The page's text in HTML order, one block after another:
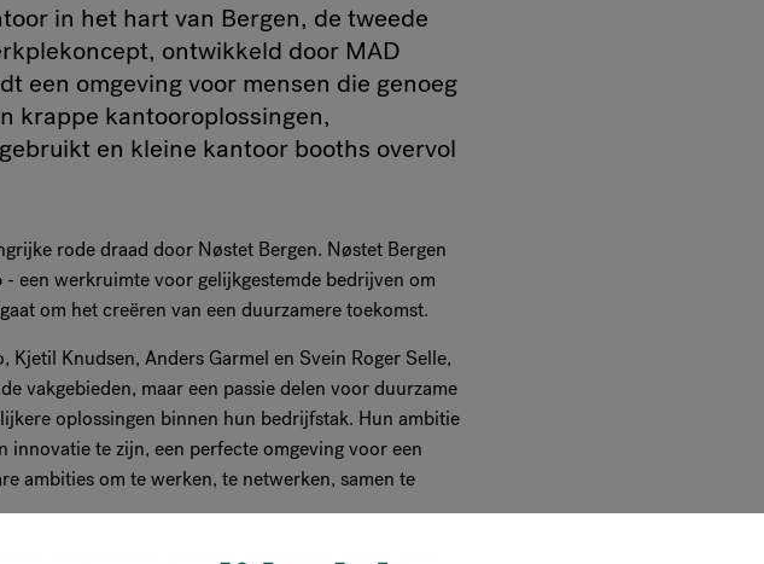
in het hart van Bergen, de tweede
ontwikkeld door MAD
een omgeving voor mensen die genoeg
krappe kantooroplossingen,
en kleine kantoor booths overvol
rode draad door Nøstet Bergen. Nøstet Bergen
een werkruimte voor gelijkgestemde bedrijven om
om het creëren van een duurzamere toekomst.
Knudsen, Anders Garmel en Svein Roger Selle,
vakgebieden, maar een passie delen voor duurzame
oplossingen binnen hun bedrijfstak. Hun ambitie
te zijn, een perfecte omgeving voor een
ambities om te werken, te netwerken, samen te
verschillende groottes, ontworpen voor 1 tot 3